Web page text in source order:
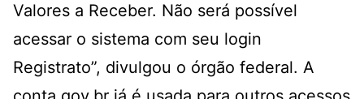
Valores a Receber. Não será possível
acessar o sistema com seu login
Registrato”, divulgou o órgão federal. A